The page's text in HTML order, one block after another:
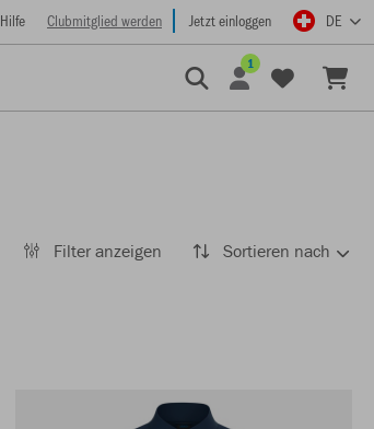
Hilfe Clubmitglied werden Jetzt einloggen DE
1
Filter anzeigen Sortieren nach